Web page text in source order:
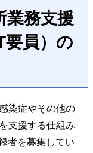
業務支援
要員）の
染症やその他の
支援する仕組み
者を募集してい